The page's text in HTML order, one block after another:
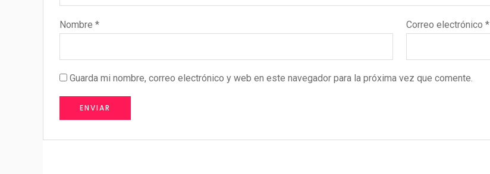
Nombre * Correo electrónico*
Guarda mi nombre, correo electrónico y web en este navegador para la próxima vez que comente.